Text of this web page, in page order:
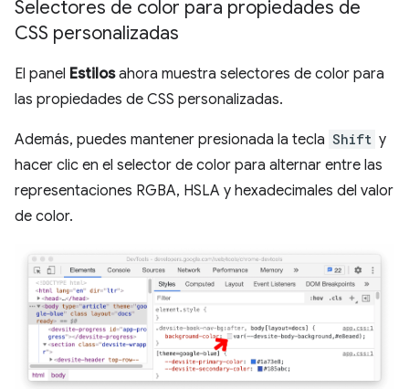
Selectores de color para propiedades de
CSS personalizadas
El panel Estilosahora muestra selectores de color para
las propiedades de CSS personalizadas.
Además, puedes mantener presionada la tecla Shift y
hacer clic en el selector de color para alternar entre las
representaciones RGBA, HSLA y hexadecimales del valor
de color.